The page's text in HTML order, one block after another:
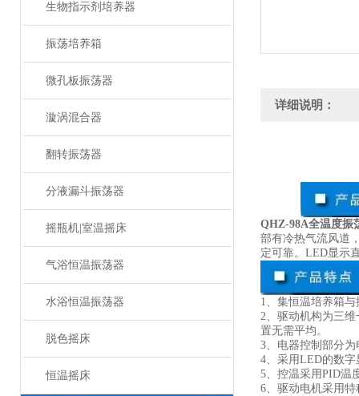
生物指示剂培养器
振荡培养箱
微孔板振荡器
漩涡混合器
翻转振荡器
分液漏斗振荡器
摇瓶机|室温摇床
气浴恒温振荡器
水浴恒温振荡器
脱色摇床
恒温摇床
详细说明：
QHZ-98A全温度振
部有冷热气流风道
定可靠。LED显示
1、集恒温培养箱
2、驱动机构为三
置无需平均。
3、电器控制部分
4、采用LED的数
5、控温采用PID温
6、驱动电机采用